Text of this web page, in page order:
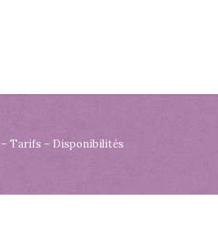
Tarifs – Disponibilités